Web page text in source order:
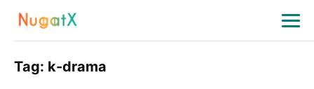
Tag: k-drama